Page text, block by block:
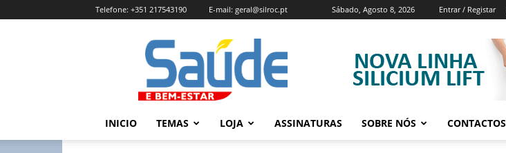
Sábado, Agosto 8, 2026 Entrar / Registar
Telefone: +351 217543190 E-mail: geral@silroc.pt
Revista
Saúde
e
Bem
Estar
Edição
INICIO TEMAS LOJA ASSINATURAS SOBRE NÓS CONTACTOS